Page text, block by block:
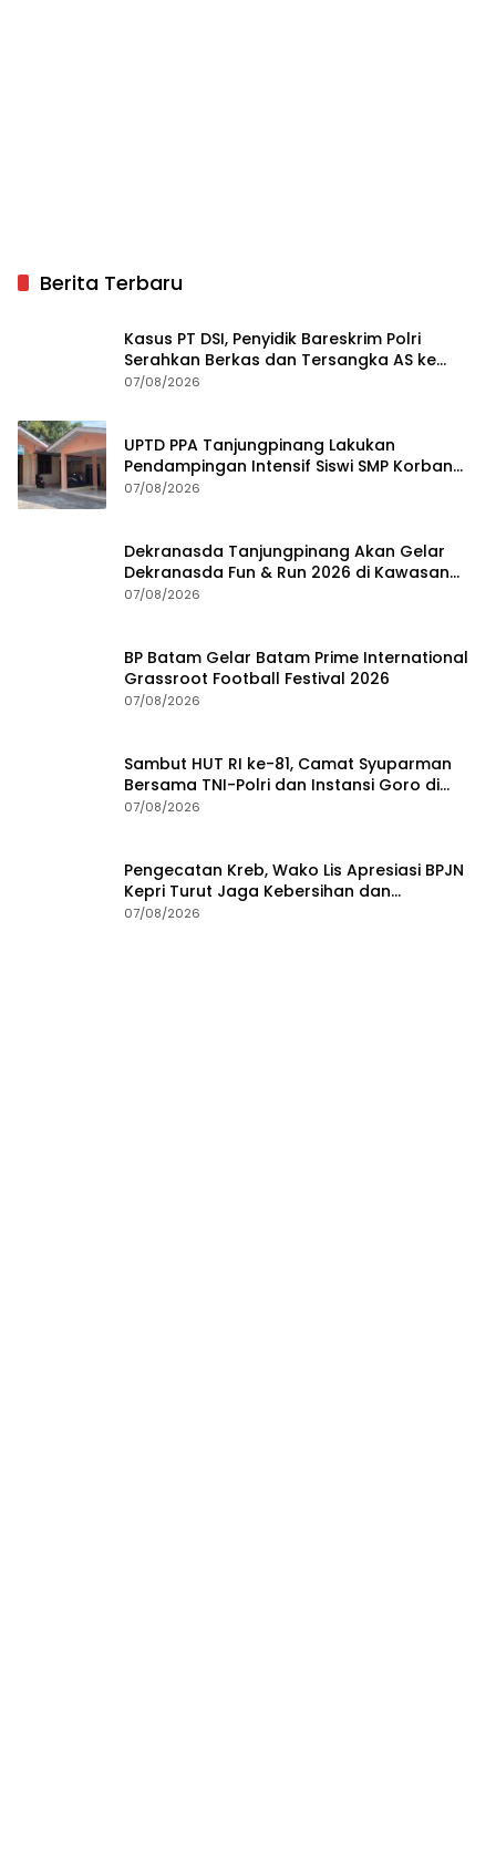
Berita Terbaru
Kasus PT DSI, Penyidik Bareskrim Polri
Serahkan Berkas dan Tersangka AS ke
Kejari Depok
07/08/2026
UPTD PPA Tanjungpinang Lakukan
Pendampingan Intensif Siswi SMP Korban
Asusila
07/08/2026
Dekranasda Tanjungpinang Akan Gelar
Dekranasda Fun & Run 2026 di Kawasan
Gedung Gonggong
07/08/2026
BP Batam Gelar Batam Prime International
Grassroot Football Festival 2026
07/08/2026
Sambut HUT RI ke-81, Camat Syuparman
Bersama TNI-Polri dan Instansi Goro di
Pantai Piwang
07/08/2026
Pengecatan Kreb, Wako Lis Apresiasi BPJN
Kepri Turut Jaga Kebersihan dan
Keindahan Ruas Jalan
07/08/2026